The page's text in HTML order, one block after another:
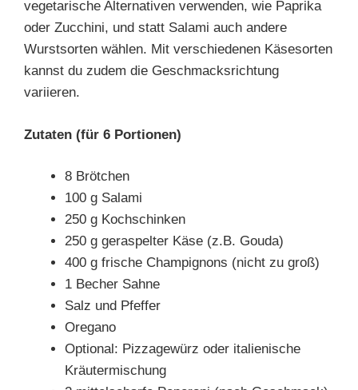
vegetarische Alternativen verwenden, wie Paprika
oder Zucchini, und statt Salami auch andere
Wurstsorten wählen. Mit verschiedenen Käsesorten
kannst du zudem die Geschmacksrichtung
variieren.
Zutaten (für 6 Portionen)
8 Brötchen
100 g Salami
250 g Kochschinken
250 g geraspelter Käse (z.B. Gouda)
400 g frische Champignons (nicht zu groß)
1 Becher Sahne
Salz und Pfeffer
Oregano
Optional: Pizzagewürz oder italienische
Kräutermischung